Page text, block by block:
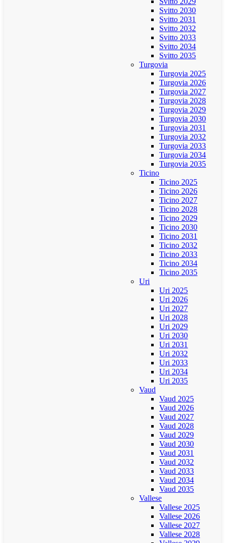
Svitto 2030
Svitto 2031
Svitto 2032
Svitto 2033
Svitto 2034
Svitto 2035
Turgovia
Turgovia 2025
Turgovia 2026
Turgovia 2027
Turgovia 2028
Turgovia 2029
Turgovia 2030
Turgovia 2031
Turgovia 2032
Turgovia 2033
Turgovia 2034
Turgovia 2035
Ticino
Ticino 2025
Ticino 2026
Ticino 2027
Ticino 2028
Ticino 2029
Ticino 2030
Ticino 2031
Ticino 2032
Ticino 2033
Ticino 2034
Ticino 2035
Uri
Uri 2025
Uri 2026
Uri 2027
Uri 2028
Uri 2029
Uri 2030
Uri 2031
Uri 2032
Uri 2033
Uri 2034
Uri 2035
Vaud
Vaud 2025
Vaud 2026
Vaud 2027
Vaud 2028
Vaud 2029
Vaud 2030
Vaud 2031
Vaud 2032
Vaud 2033
Vaud 2034
Vaud 2035
Vallese
Vallese 2025
Vallese 2026
Vallese 2027
Vallese 2028